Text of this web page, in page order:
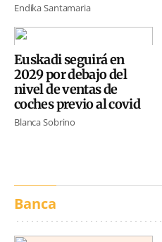
Endika Santamaria
Euskadi seguirá en
2029 por debajo del
nivel de ventas de
coches previo al covid
Blanca Sobrino
Banca